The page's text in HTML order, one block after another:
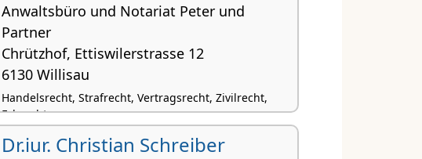
Anwaltsbüro und Notariat Peter und
Partner
Chrützhof, Ettiswilerstrasse 12
6130 Willisau
Handelsrecht, Strafrecht, Vertragsrecht, Zivilrecht,
Erbrecht
Dr.iur. Christian Schreiber